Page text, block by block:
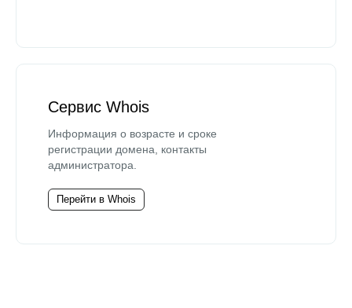
Сервис Whois
Информация о возрасте и сроке
регистрации домена, контакты
администратора.
Перейти в Whois